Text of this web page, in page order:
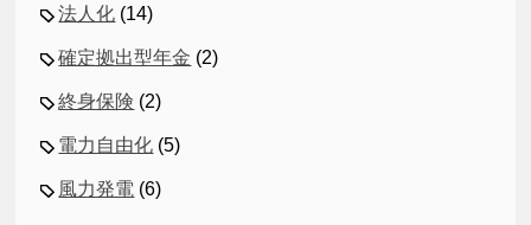
法人化 (14)
確定拠出型年金 (2)
終身保険 (2)
電力自由化 (5)
風力発電 (6)